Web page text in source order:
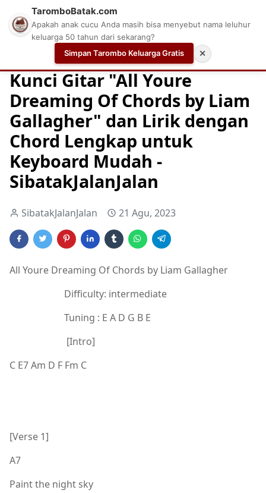
Chord Chord Gitar Easy Guitar Tabs
Kunci Gitar "All Youre
Dreaming Of Chords by Liam
Gallagher" dan Lirik dengan
Chord Lengkap untuk
Keyboard Mudah -
SibatakJalanJalan
SibatakJalanJalan 21 Agu, 2023
All Youre Dreaming Of Chords by Liam Gallagher
Difficulty: intermediate
Tuning : E A D G B E
[Intro]
C E7 Am D F Fm C
[Verse 1]
A7
Paint the night sky
TaromboBatak.com
Apakah anak cucu Anda masih bisa menyebut nama leluhur
keluarga 50 tahun dari sekarang?
Simpan Tarombo Keluarga Gratis
✕